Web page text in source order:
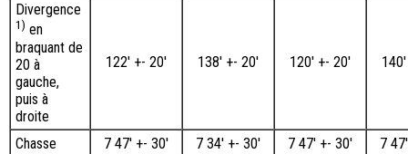
Divergence
1) en
braquant de
20 à
gauche,
puis à
droite
122′ +- 20′ 138′ +- 20′ 120′ +- 20′
Chasse 7 47′ +- 30′ 7 34′ +- 30′ 7 47′ +- 30′
7